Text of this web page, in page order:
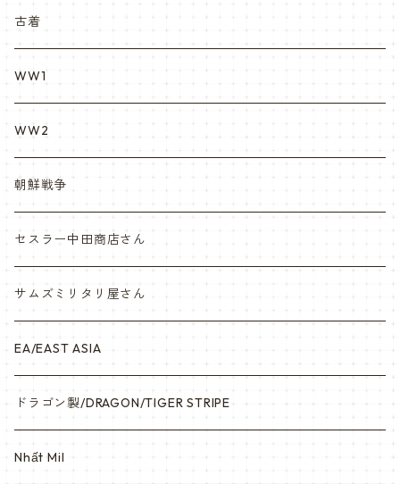
REPRO レプロ
米軍放出品ブーツ
Nyat Mil ニャットミル
カスタム KURI
VietnamEra ウエア
Vietnam ジャングルブーツ
ナム戦装備類/ポーチ・ベルト・小物・ヘルメット等
NURES
古着
WW1
WW2
朝鮮戦争
セスラー中田商店さん
サムズミリタリ屋さん
EA/EAST ASIA
ドラゴン製/DRAGON/TIGER STRIPE
Nhất Mil